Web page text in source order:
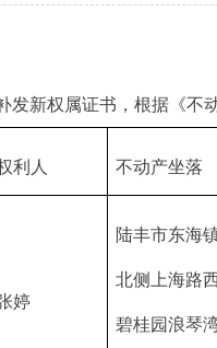
权属证书，根据《不
利人 不动产坐落
婷
陆丰市东海
北侧上海路
碧桂园浪琴